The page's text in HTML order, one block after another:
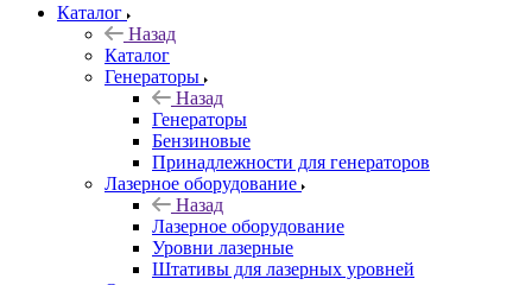
Каталог
Назад
Каталог
Генераторы
Назад
Генераторы
Бензиновые
Принадлежности для генераторов
Лазерное оборудование
Назад
Лазерное оборудование
Уровни лазерные
Штативы для лазерных уровней